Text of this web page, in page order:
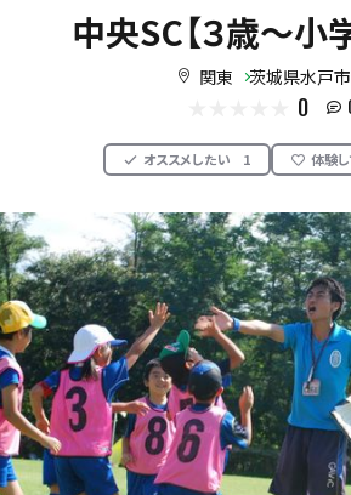
中央SC【３歳～小
関東 茨城県水戸市
0
オススメしたい 1 体験